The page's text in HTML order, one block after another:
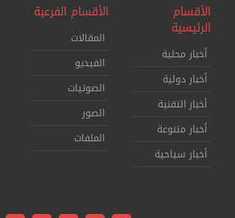
الأقسام
الرئيسية
أخبار محلية
أخبار دولية
أخبار التقنية
أخبار متنوعة
أخبار سياحية
الأقسام الفرعية
المقالات
الفيديو
الصوتيات
الصور
الملفات